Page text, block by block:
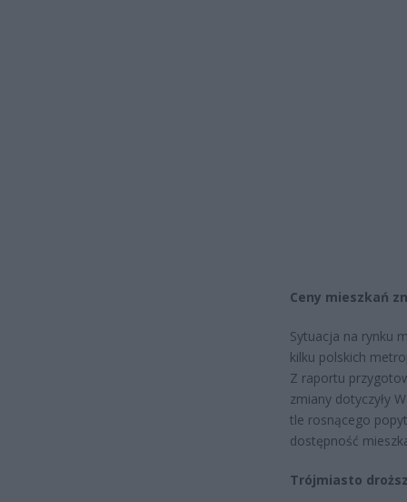
Ceny mieszkań
Sytuacja na rynku
kilku polskich
Z raportu
zmiany dotyczyły
tle rosnącego
dostępność
Trójmiasto